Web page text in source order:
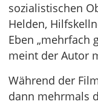
sozialistischen
Helden,
Eben „mehrfach
meint der Autor
Während der
dann mehrmals